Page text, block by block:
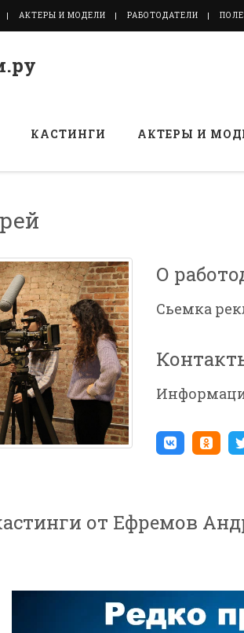
АКТЕРЫ И МОДЕЛИ РАБОТОДАТЕЛИ
КАСТИНГИ АКТЕРЫ И
О
Сьемка
от Ефремов